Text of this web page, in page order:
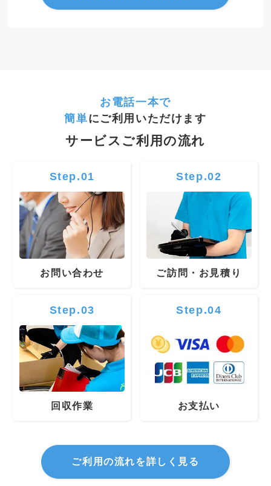
お電話一本で
簡単にご利用いただけます
サービスご利用の流れ
Step.01
お問い合わせ
Step.02
ご訪問・お見積り
Step.03
回収作業
Step.04
お支払い
ご利用の流れを詳しく見る